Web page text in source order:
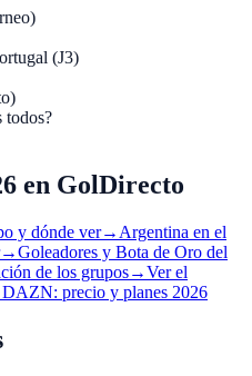
(J3)
todos?
en GolDirecto
y dónde ver→ Argentina en el
→Goleadores y Bota de Oro del
de los grupos→Ver el
DAZN: precio y planes 2026